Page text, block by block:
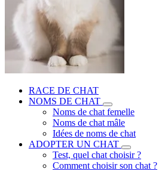
RACE DE CHAT
NOMS DE CHAT
Noms de chat femelle
Noms de chat mâle
Idées de noms de chat
ADOPTER UN CHAT
Test, quel chat choisir ?
Comment choisir son chat ?